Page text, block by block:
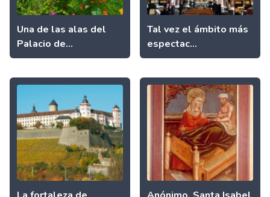
Una de las alas del
Palacio de...
Tal vez el ámbito más
espectac...